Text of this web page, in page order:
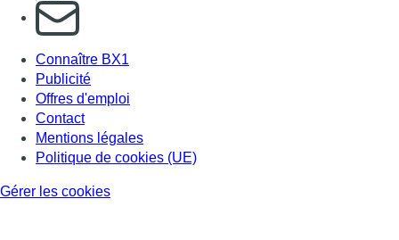
S'abonner à notre newsletter
Connaître BX1
Publicité
Offres d'emploi
Contact
Mentions légales
Politique de cookies (UE)
Gérer les cookies